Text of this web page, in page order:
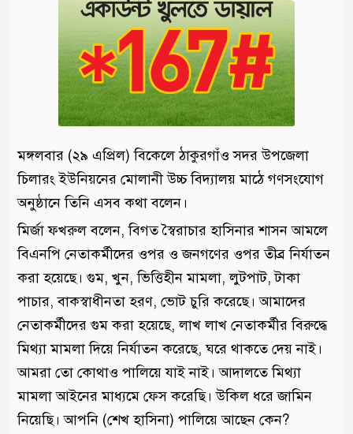
মঙ্গলবার (২৯ এপ্রিল) বিকেলে ঠাকুরগাঁও সদর উপজেলা
চিলারং ইউনিয়নের মোলানী উচ্চ বিদ্যালয় মাঠে গণসংযোগ
অনুষ্ঠানে তিনি এসব কথা বলেন।
মির্জা ফখরুল বলেন, বিগত স্বৈরাচার হাসিনার শাসন আমলে
বিএনপি নেতাকর্মীদের ওপর ও জনগণের ওপর তীব্র নির্যাতন
করা হয়েছে। গুম, খুন, ভিত্তিহীন মামলা, লুটপাট, টাকা
পাচার, বাকস্বাধীনতা হরণ, ভোট চুরি করেছে। আমাদের
নেতাকর্মীদের গুম করা হয়েছে, লাখ লাখ নেতাকর্মীর বিরুদ্ধে
মিথ্যা মামলা দিয়ে নির্যাতন করেছে, ঘরে থাকতে দেয় নাই।
আমরা তো কোথাও পালিয়ে যাই নাই। আদালতে মিথ্যা
মামলা আইনের মাধ্যমে ফেস করেছি। উকিল ধরে জামিন
নিয়েছি। আপনি (শেখ হাসিনা) পালিয়ে আছেন কেন?